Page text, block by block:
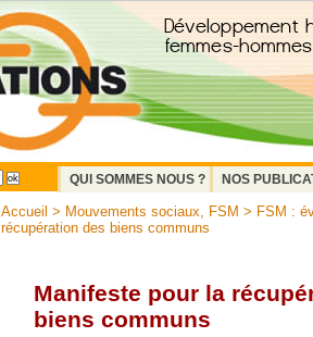
QUI SOMMES NOUS ?
NOS
Accueil > Mouvements sociaux, FSM > FSM :
récupération des biens communs
Manifeste pour la
biens communs